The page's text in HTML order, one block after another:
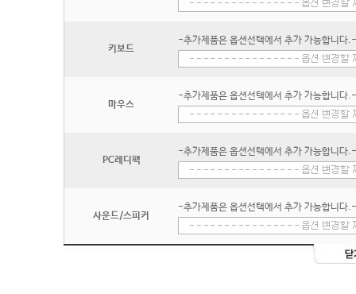
키보드
-추가제품은 옵션선택에서 추가 가능합니다.-
마우스
-추가제품은 옵션선택에서 추가 가능합니다.-
PC레디팩
-추가제품은 옵션선택에서 추가 가능합니다.-
사운드/스피커
-추가제품은 옵션선택에서 추가 가능합니다.-